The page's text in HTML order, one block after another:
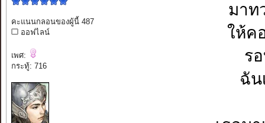
คะแนนกลอนของผู้นี้ 487
ออฟไลน์
เพศ:
กระทู้: 716
มาท
ให้ค
ร
ฉัน